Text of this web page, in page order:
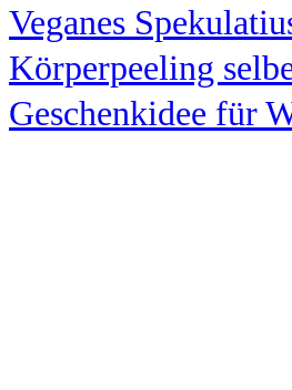
Veganes
Körperpeeling
Geschenkidee für